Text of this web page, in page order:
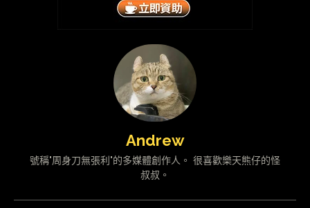
Andrew
號稱"周身刀無張利"的多媒體創作人。 很喜歡樂天熊仔的怪
叔叔。